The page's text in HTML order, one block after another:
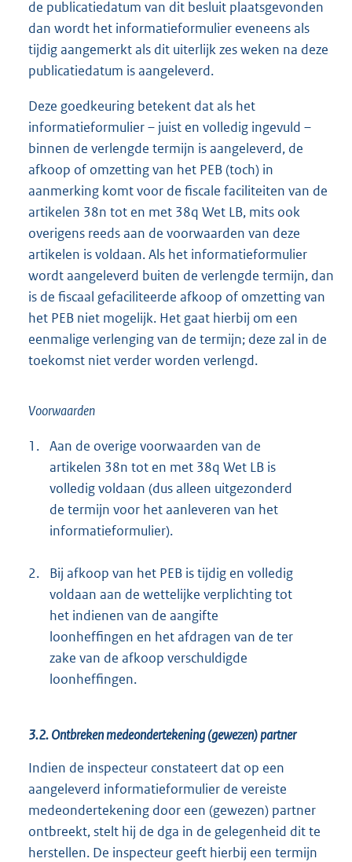
de publicatiedatum van dit besluit plaatsgevonden
dan wordt het informatieformulier eveneens als
tijdig aangemerkt als dit uiterlijk zes weken na deze
publicatiedatum is aangeleverd.
Deze goedkeuring betekent dat als het
informatieformulier – juist en volledig ingevuld –
binnen de verlengde termijn is aangeleverd, de
afkoop of omzetting van het PEB (toch) in
aanmerking komt voor de fiscale faciliteiten van de
artikelen 38n tot en met 38q Wet LB, mits ook
overigens reeds aan de voorwaarden van deze
artikelen is voldaan. Als het informatieformulier
wordt aangeleverd buiten de verlengde termijn, dan
is de fiscaal gefaciliteerde afkoop of omzetting van
het PEB niet mogelijk. Het gaat hierbij om een
eenmalige verlenging van de termijn; deze zal in de
toekomst niet verder worden verlengd.
Voorwaarden
1. Aan de overige voorwaarden van de
artikelen 38n tot en met 38q Wet LB is
volledig voldaan (dus alleen uitgezonderd
de termijn voor het aanleveren van het
informatieformulier).
2.
Bij afkoop van het PEB is tijdig en volledig
voldaan aan de wettelijke verplichting tot
het indienen van de aangifte
loonheffingen en het afdragen van de ter
zake van de afkoop verschuldigde
loonheffingen.
3.2. Ontbreken medeondertekening (gewezen) partner
Indien de inspecteur constateert dat op een
aangeleverd informatieformulier de vereiste
medeondertekening door een (gewezen) partner
ontbreekt, stelt hij de dga in de gelegenheid dit te
herstellen. De inspecteur geeft hierbij een termijn